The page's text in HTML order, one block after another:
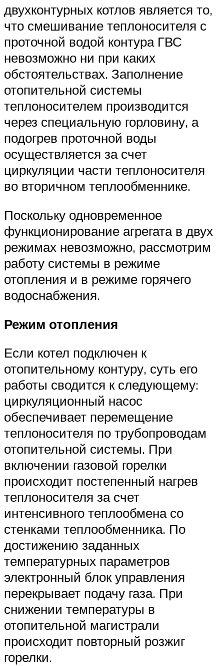
двухконтурных котлов является то,
что смешивание теплоносителя с
проточной водой контура ГВС
невозможно ни при каких
обстоятельствах. Заполнение
отопительной системы
теплоносителем производится
через специальную горловину, а
подогрев проточной воды
осуществляется за счет
циркуляции части теплоносителя
во вторичном теплообменнике.
Поскольку одновременное
функционирование агрегата в двух
режимах невозможно, рассмотрим
работу системы в режиме
отопления и в режиме горячего
водоснабжения.
Режим отопления
Если котел подключен к
отопительному контуру, суть его
работы сводится к следующему:
циркуляционный насос
обеспечивает перемещение
теплоносителя по трубопроводам
отопительной системы. При
включении газовой горелки
происходит постепенный нагрев
теплоносителя за счет
интенсивного теплообмена со
стенками теплообменника. По
достижению заданных
температурных параметров
электронный блок управления
перекрывает подачу газа. При
снижении температуры в
отопительной магистрали
происходит повторный розжиг
горелки.